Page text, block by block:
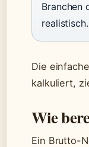
Branchen
realistisch.
Die
kalkuliert,
Wie
Ein Brutto-